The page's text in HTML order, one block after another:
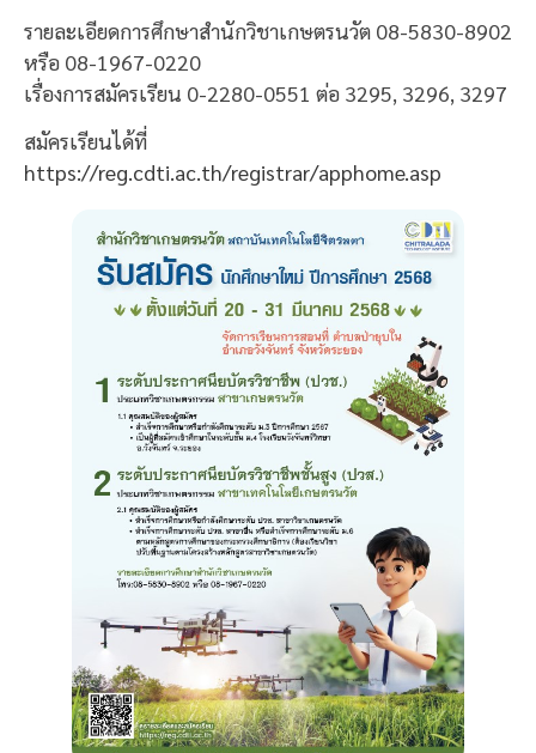
รายละเอียดการศึกษาสำนักวิชาเกษตรนวัต 08-5830-8902
หรือ 08-1967-0220
เรื่องการสมัครเรียน 0-2280-0551 ต่อ 3295, 3296, 3297
สมัครเรียนได้ที่
https://reg.cdti.ac.th/registrar/apphome.asp